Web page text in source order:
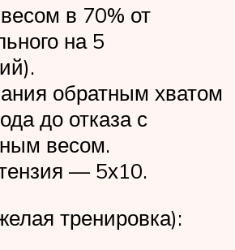
в 70% от
на 5
обратным хватом
до отказа с
весом.
— 5х10.
тренировка):